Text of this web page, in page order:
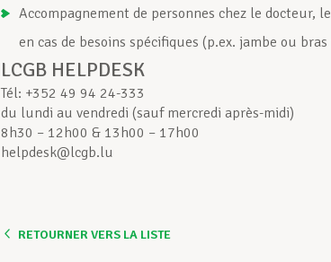
Accompagnement de personnes chez le docteur,
en cas de besoins spécifiques (p.ex. jambe ou
LCGB HELPDESK
Tél: +352 49 94 24-333
du lundi au vendredi (sauf mercredi après-midi)
8h30 – 12h00 & 13h00 – 17h00
helpdesk@lcgb.lu
RETOURNER VERS LA LISTE